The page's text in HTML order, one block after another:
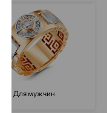
Для мужчин